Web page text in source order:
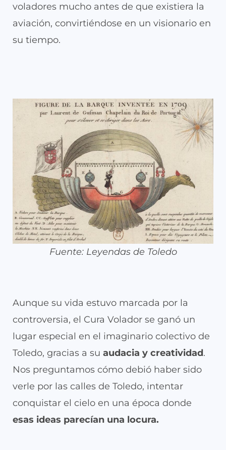
voladores mucho antes de que existiera la
aviación, convirtiéndose en un visionario en
su tiempo.
Fuente: Leyendas de Toledo
Aunque su vida estuvo marcada por la
controversia, el Cura Volador se ganó un
lugar especial en el imaginario colectivo de
Toledo, gracias a su audacia y creatividad.
Nos preguntamos cómo debió haber sido
verle por las calles de Toledo, intentar
conquistar el cielo en una época donde
esas ideas parecían una locura.